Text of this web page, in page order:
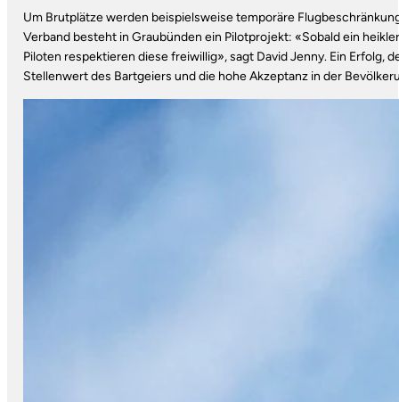
Um Brutplätze werden beispielsweise temporäre
Verband besteht in Graubünden ein Pilotprojekt: «Sobald ein
Piloten respektieren diese freiwillig», sagt David Jenny. Ein
Stellenwert des Bartgeiers und die hohe Akzeptanz in der